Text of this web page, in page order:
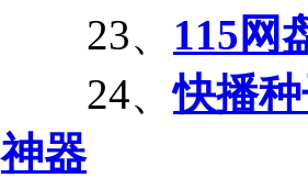
23、 115网
24、快播
神器